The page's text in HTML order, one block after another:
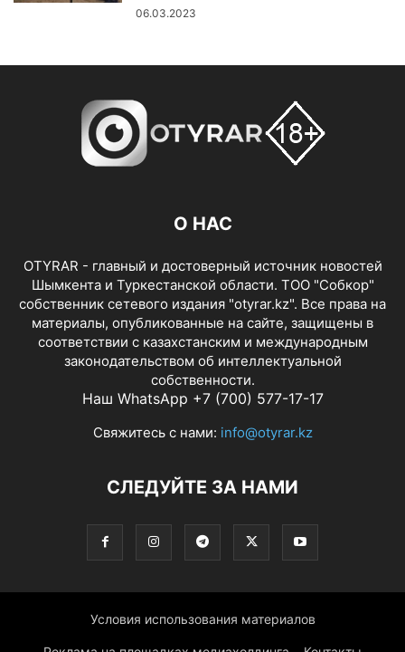
06.03.2023
О НАС
OTYRAR - главный и достоверный источник новостей
Шымкента и Туркестанской области. ТОО "Собкор"
собственник сетевого издания "otyrar.kz". Все права на
материалы, опубликованные на сайте, защищены в
соответствии с казахстанским и международным
законодательством об интеллектуальной
собственности.
Наш WhatsApp +7 (700) 577-17-17
Свяжитесь с нами: info@otyrar.kz
СЛЕДУЙТЕ ЗА НАМИ
Условия использования материалов